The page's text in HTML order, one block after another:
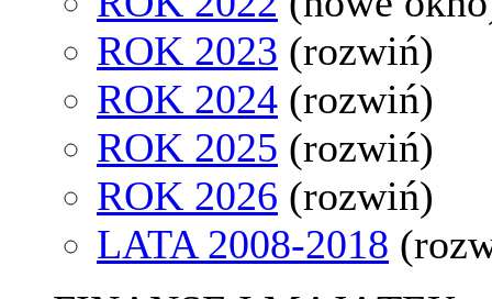
ROK 2023 (rozwiń)
ROK 2024 (rozwiń)
ROK 2025 (rozwiń)
ROK 2026 (rozwiń)
LATA 2008-2018